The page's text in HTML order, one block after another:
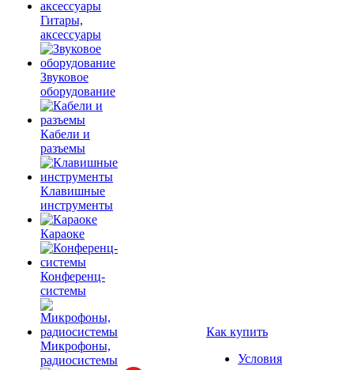
Гитары,
аксессуары
Звуковое
оборудование
Кабели и
разъемы
Клавишные
инструменты
Караоке
Конференц-
системы
Микрофоны,
радиосистемы
Как купить
Условия